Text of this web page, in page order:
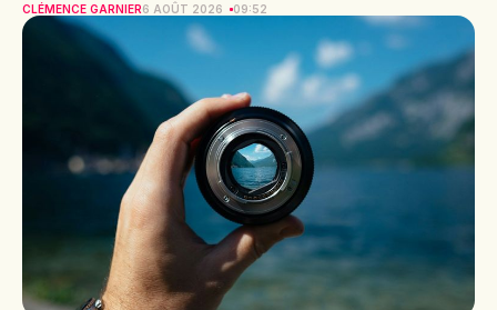
CLÉMENCE GARNIER6 AOÛT 2026 09:52